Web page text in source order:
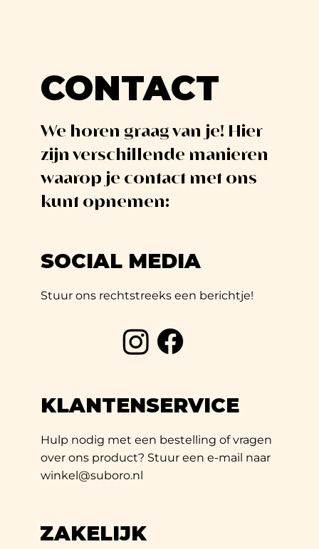
CONTACT
We horen graag van je! Hier
zijn verschillende manieren
waarop je contact met ons
kunt opnemen:
SOCIAL MEDIA
Stuur ons rechtstreeks een berichtje!
ZAKELIJK
KLANTENSERVICE
Hulp nodig met een bestelling of vragen
over ons product? Stuur een e-mail naar
winkel@suboro.nl